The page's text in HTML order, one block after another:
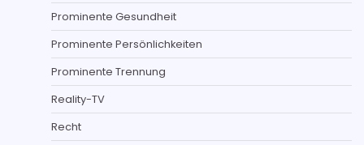
Prominente Gesundheit
Prominente Persönlichkeiten
Prominente Trennung
Reality-TV
Recht